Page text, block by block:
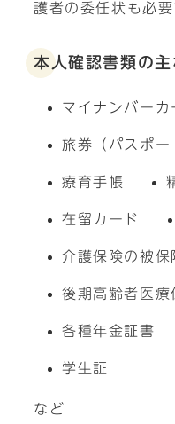
護者の委任状も必要
本人確認書類の主
マイナンバーカ
旅券（パスポー
療育手帳
在留カード
介護保険の被保
後期高齢者医療
各種年金証書
学生証
など